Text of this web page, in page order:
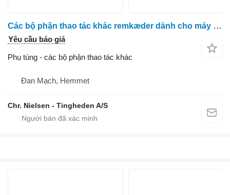
Các bộ phận thao tác khác remkæder dành cho máy thu hoạch cà rốt ASA Asa Lift
Yêu cầu báo giá
Phụ tùng - các bộ phận thao tác khác
Đan Mạch, Hemmet
Chr. Nielsen - Tingheden A/S